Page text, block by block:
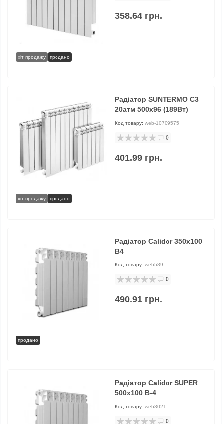
хіт продажу продано
358.64 грн.
хіт продажу продано
Радіатор SUNTERMO C3
20атм 500х96 (189Вт)
Код товару: web-10709575
0
401.99 грн.
продано
Радіатор Calidor 350х100
В4
Код товару: web589
0
490.91 грн.
Радіатор Calidor SUPER
500х100 B-4
Код товару: web3021
0